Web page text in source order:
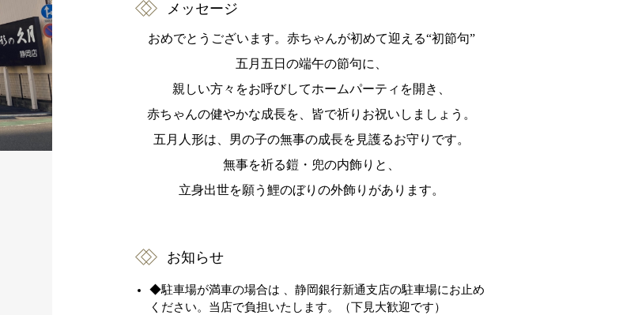
メッセージ
おめでとうございます。赤ちゃんが初めて迎える“初節句”
五月五日の端午の節句に、
親しい方々をお呼びしてホームパーティを開き、
赤ちゃんの健やかな成長を、皆で祈りお祝いしましょう。
五月人形は、男の子の無事の成長を見護るお守りです。
無事を祈る鎧・兜の内飾りと、
立身出世を願う鯉のぼりの外飾りがあります。
お知らせ
◆駐車場が満車の場合は 、静岡銀行新通支店の駐車場にお止め
ください。当店で負担いたします。（下見大歓迎です）